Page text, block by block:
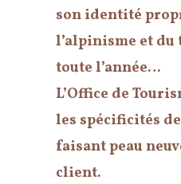
son identité
l’alpinisme et
toute l’année…
L’Office de
les spécificités
faisant peau
client.